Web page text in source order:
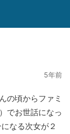
5年前
の頃からファミ
でお世話になっ
なる次女が２